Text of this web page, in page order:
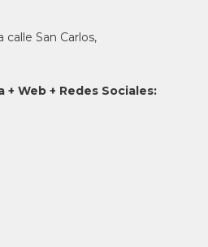
calle San Carlos,
Web + Redes Sociales: